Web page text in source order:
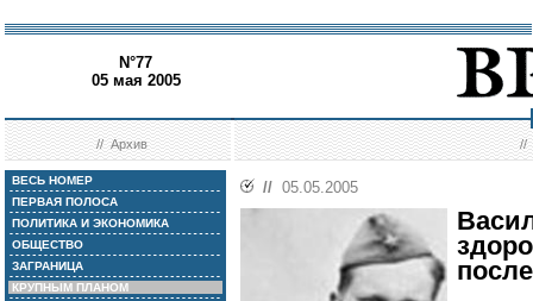
N°77
05 мая 2005
//Архив //
ВЕСЬ НОМЕР
ПЕРВАЯ ПОЛОСА
ПОЛИТИКА И ЭКОНОМИКА
ОБЩЕСТВО
ЗАГРАНИЦА
КРУПНЫМ ПЛАНОМ
// 05.05.2005